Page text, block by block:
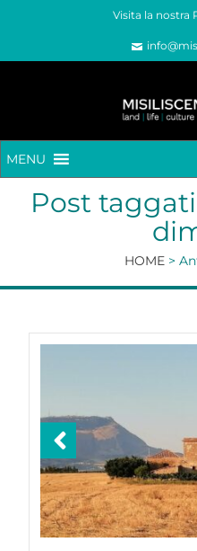
Visita la nostra
MENU
Post
HOME >